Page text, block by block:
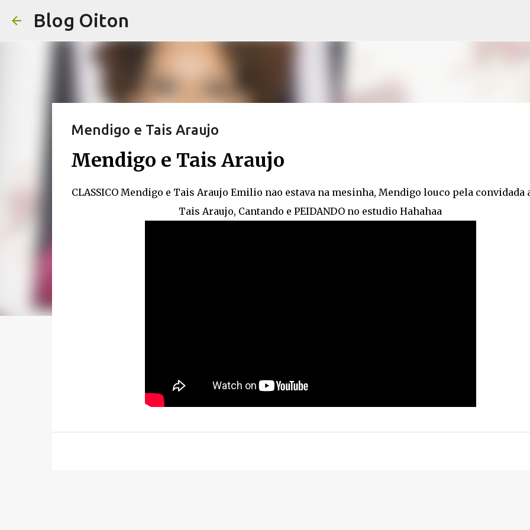
Blog Oiton
Mendigo e Tais Araujo
Mendigo e Tais Araujo
CLASSICO Mendigo e Tais Araujo Emilio nao estava na mesinha, Mendigo louco pela convidada
Tais Araujo, Cantando e PEIDANDO no estudio Hahahaa